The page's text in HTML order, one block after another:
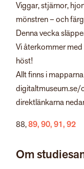
Viggar, stjärnor,
mönstren – och
Denna vecka
Vi återkommer
höst!
Allt finns i
digitaltmuseum.se/
direktlänkarna
88,89,90,91,92
Om